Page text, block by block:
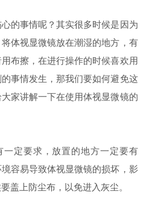
事情呢？其实很多时候是因为
体视显微镜放在潮湿的地方，有
布擦，在进行操作的时候喜欢用
事情发生，那我们要如何避免这
家讲解一下在使用体视显微镜的
定要求，放置的地方一定要有
容易导致体视显微镜的损坏，影
盖上防尘布，以免进入灰尘。